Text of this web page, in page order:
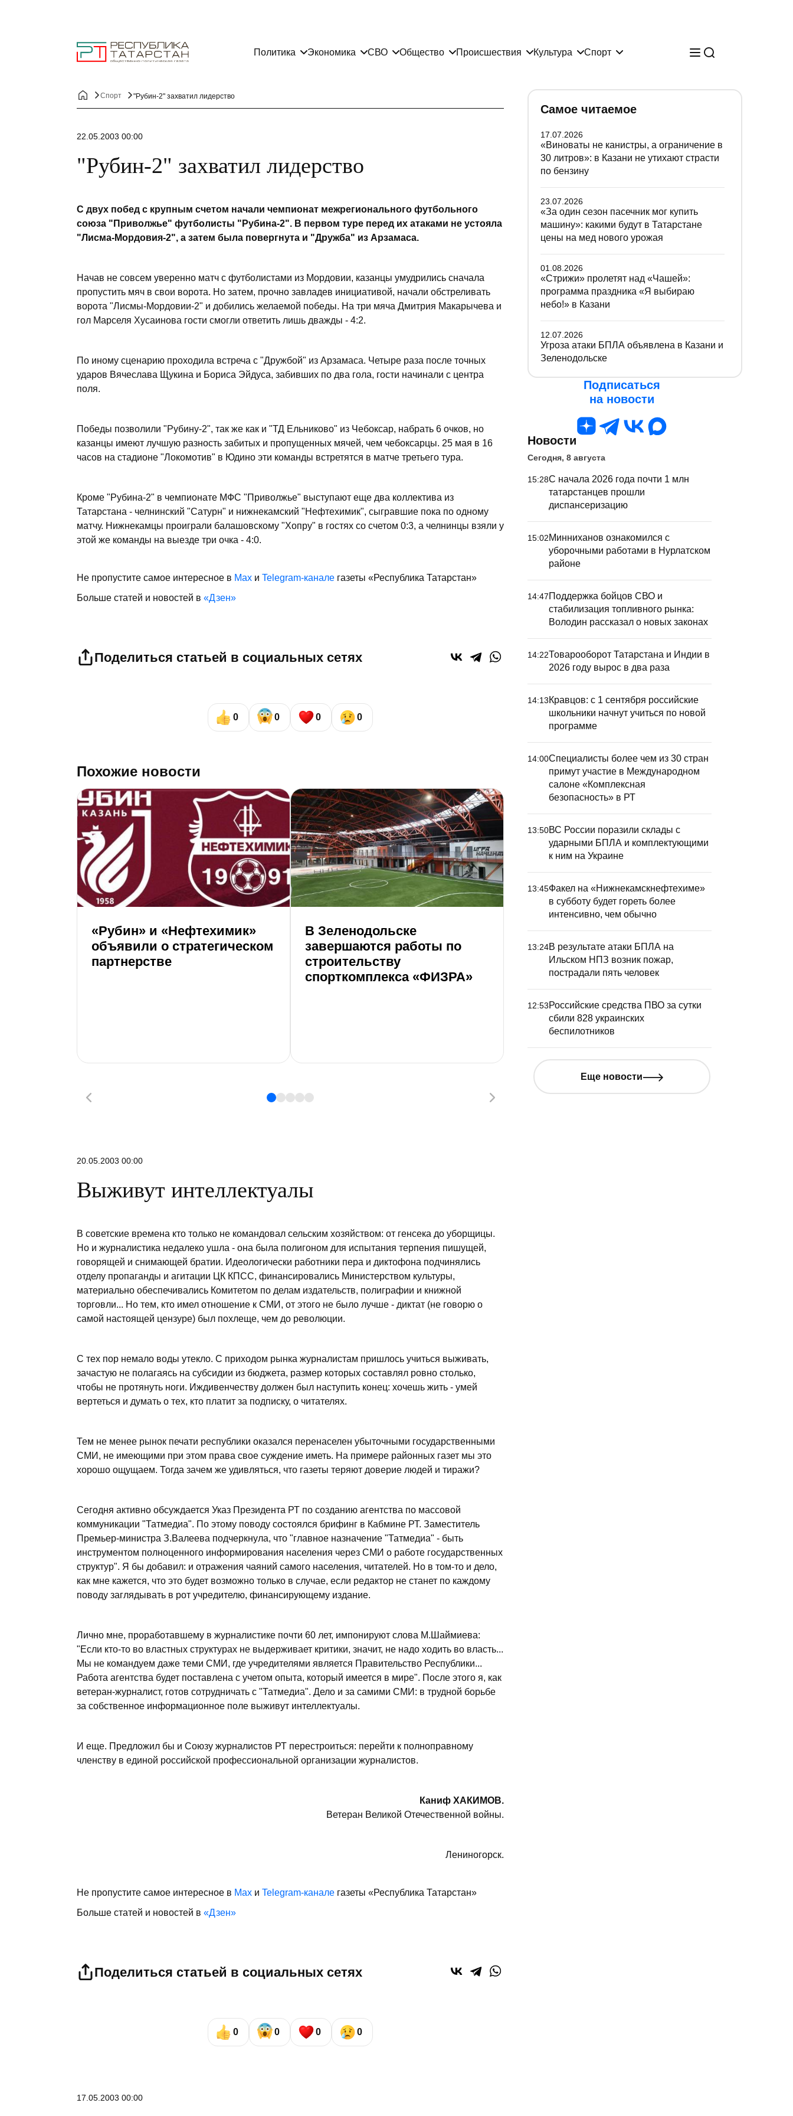
Политика Экономика СВО Общество Происшествия Культура Спорт
Спорт "Рубин-2" захватил лидерство
22.05.2003 00:00
"Рубин-2" захватил лидерство
С двух побед с крупным счетом начали чемпионат межрегионального футбольного
союза "Приволжье" футболисты "Рубина-2". В первом туре перед их атаками не устояла
"Лисма-Мордовия-2", а затем была повергнута и "Дружба" из Арзамаса.
Начав не совсем уверенно матч с футболистами из Мордовии, казанцы умудрились сначала
пропустить мяч в свои ворота. Но затем, прочно завладев инициативой, начали обстреливать
ворота "Лисмы-Мордовии-2" и добились желаемой победы. На три мяча Дмитрия Макарычева и
гол Марселя Хусаинова гости смогли ответить лишь дважды - 4:2.
По иному сценарию проходила встреча с "Дружбой" из Арзамаса. Четыре раза после точных
ударов Вячеслава Щукина и Бориса Эйдуса, забивших по два гола, гости начинали с центра
поля.
Победы позволили "Рубину-2", так же как и "ТД Ельниково" из Чебоксар, набрать 6 очков, но
казанцы имеют лучшую разность забитых и пропущенных мячей, чем чебоксарцы. 25 мая в 16
часов на стадионе "Локомотив" в Юдино эти команды встретятся в матче третьего тура.
Кроме "Рубина-2" в чемпионате МФС "Приволжье" выступают еще два коллектива из
Татарстана - челнинский "Сатурн" и нижнекамский "Нефтехимик", сыгравшие пока по одному
матчу. Нижнекамцы проиграли балашовскому "Хопру" в гостях со счетом 0:3, а челнинцы взяли у
этой же команды на выезде три очка - 4:0.
Не пропустите самое интересное в Max и Telegram-канале газеты «Республика Татарстан»
Больше статей и новостей в «Дзен»
Поделиться статьей в социальных сетях
0 0 0 0
Похожие новости
«Рубин» и «Нефтехимик»
объявили о стратегическом
партнерстве
В Зеленодольске
завершаются работы по
строительству
спорткомплекса «ФИЗРА»
Главный тренер «Рубина»
извинился за разгром от
«Родины» в Кубке России
20.05.2003 00:00
Выживут интеллектуалы
В советские времена кто только не командовал сельским хозяйством: от генсека до уборщицы.
Но и журналистика недалеко ушла - она была полигоном для испытания терпения пишущей,
говорящей и снимающей братии. Идеологически работники пера и диктофона подчинялись
отделу пропаганды и агитации ЦК КПСС, финансировались Министерством культуры,
материально обеспечивались Комитетом по делам издательств, полиграфии и книжной
торговли... Но тем, кто имел отношение к СМИ, от этого не было лучше - диктат (не говорю о
самой настоящей цензуре) был похлеще, чем до революции.
С тех пор немало воды утекло. С приходом рынка журналистам пришлось учиться выживать,
зачастую не полагаясь на субсидии из бюджета, размер которых составлял ровно столько,
чтобы не протянуть ноги. Иждивенчеству должен был наступить конец: хочешь жить - умей
вертеться и думать о тех, кто платит за подписку, о читателях.
Тем не менее рынок печати республики оказался перенаселен убыточными государственными
СМИ, не имеющими при этом права свое суждение иметь. На примере районных газет мы это
хорошо ощущаем. Тогда зачем же удивляться, что газеты теряют доверие людей и тиражи?
Сегодня активно обсуждается Указ Президента РТ по созданию агентства по массовой
коммуникации "Татмедиа". По этому поводу состоялся брифинг в Кабмине РТ. Заместитель
Премьер-министра З.Валеева подчеркнула, что "главное назначение "Татмедиа" - быть
инструментом полноценного информирования населения через СМИ о работе государственных
структур". Я бы добавил: и отражения чаяний самого населения, читателей. Но в том-то и дело,
как мне кажется, что это будет возможно только в случае, если редактор не станет по каждому
поводу заглядывать в рот учредителю, финансирующему издание.
Лично мне, проработавшему в журналистике почти 60 лет, импонируют слова М.Шаймиева:
"Если кто-то во властных структурах не выдерживает критики, значит, не надо ходить во власть...
Мы не командуем даже теми СМИ, где учредителями является Правительство Республики...
Работа агентства будет поставлена с учетом опыта, который имеется в мире". После этого я, как
ветеран-журналист, готов сотрудничать с "Татмедиа". Дело и за самими СМИ: в трудной борьбе
за собственное информационное поле выживут интеллектуалы.
И еще. Предложил бы и Союзу журналистов РТ перестроиться: перейти к полноправному
членству в единой российской профессиональной организации журналистов.
Каниф ХАКИМОВ.
Ветеран Великой Отечественной войны.
Лениногорск.
Не пропустите самое интересное в Max и Telegram-канале газеты «Республика Татарстан»
Больше статей и новостей в «Дзен»
Поделиться статьей в социальных сетях
0 0 0 0
17.05.2003 00:00
Самое читаемое
17.07.2026
«Виноваты не канистры, а ограничение в
30 литров»: в Казани не утихают страсти
по бензину
23.07.2026
«За один сезон пасечник мог купить
машину»: какими будут в Татарстане
цены на мед нового урожая
01.08.2026
«Стрижи» пролетят над «Чашей»:
программа праздника «Я выбираю
небо!» в Казани
12.07.2026
Угроза атаки БПЛА объявлена в Казани и
Зеленодольске
Подписаться
на новости
Новости
Сегодня, 8 августа
15:28С начала 2026 года почти 1 млн
татарстанцев прошли
диспансеризацию
15:02Минниханов ознакомился с
уборочными работами в Нурлатском
районе
14:47Поддержка бойцов СВО и
стабилизация топливного рынка:
Володин рассказал о новых законах
14:22Товарооборот Татарстана и Индии в
2026 году вырос в два раза
14:13Кравцов: с 1 сентября российские
школьники начнут учиться по новой
программе
14:00Специалисты более чем из 30 стран
примут участие в Международном
салоне «Комплексная
безопасность» в РТ
13:50ВС России поразили склады с
ударными БПЛА и комплектующими
к ним на Украине
13:45Факел на «Нижнекамскнефтехиме»
в субботу будет гореть более
интенсивно, чем обычно
13:24В результате атаки БПЛА на
Ильском НПЗ возник пожар,
пострадали пять человек
12:53Российские средства ПВО за сутки
сбили 828 украинских
беспилотников
Еще новости